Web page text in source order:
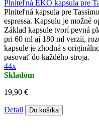
Plniteľná EKO kapsula pre
Plniteľná kapsula pre
espressa. Kapsulu je možné
Základ kapsule tvorí pevná
pri 60 ml aj 180 ml verzii,
kapsule je zhodná s
pasovať do každého stroja.
44x
Skladom
19,90 €
Detail Do košíka